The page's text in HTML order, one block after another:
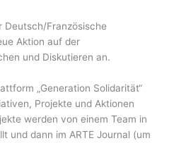
Deutsch/Französische
Aktion auf der
und Diskutieren an.
„Generation Solidarität“
Projekte und Aktionen
werden von einem Team in
und dann im ARTE Journal (um